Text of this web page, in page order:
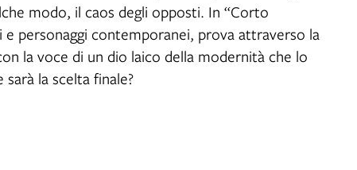
modo, il caos degli opposti. In “Corto
personaggi contemporanei, prova attraverso la
la voce di un dio laico della modernità che lo
la scelta finale?